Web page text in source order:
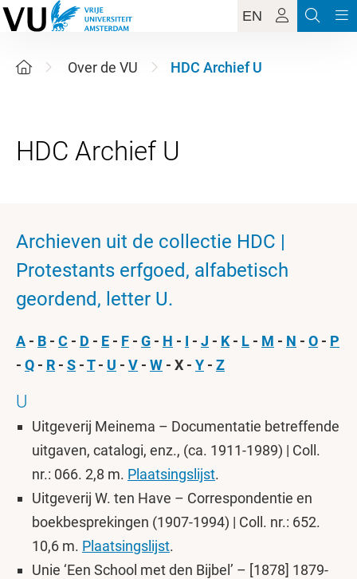
EN
Over de VU HDC Archief U
Archieven uit de collectie HDC |
Protestants erfgoed, alfabetisch
geordend, letter U.
A - B - C - D - E - F - G - H - I - J - K- L - M - N - O - P
- Q - R - S -T- U - V - W - X - Y - Z
U
Uitgeverij Meinema – Documentatie betreffende
uitgaven, catalogi, enz., (ca. 1911-1989) | Coll.
nr.: 066. 2,8 m. Plaatsingslijst.
Uitgeverij W. ten Have – Correspondentie en
boekbesprekingen (1907-1994) | Coll. nr.: 652.
10,6 m. Plaatsingslijst.
Unie ‘Een School met den Bijbel’ – [1878] 1879-